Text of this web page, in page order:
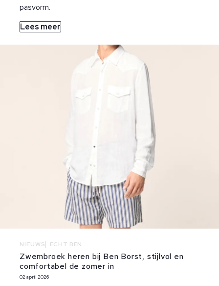
pasvorm.
Lees meer
NIEUWS ECHT BEN
Zwembroek heren bij Ben Borst, stijlvol en
comfortabel de zomer in
02 april 2026